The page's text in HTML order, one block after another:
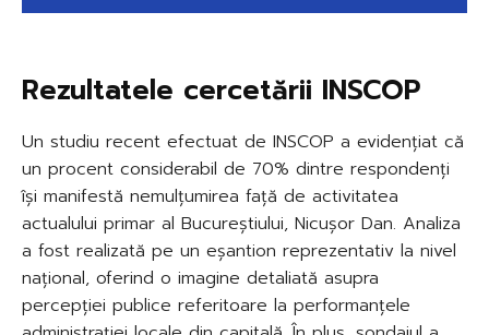
Rezultatele cercetării INSCOP
Un studiu recent efectuat de INSCOP a evidențiat că
un procent considerabil de 70% dintre respondenți
își manifestă nemulțumirea față de activitatea
actualului primar al Bucureștiului, Nicușor Dan. Analiza
a fost realizată pe un eșantion reprezentativ la nivel
național, oferind o imagine detaliată asupra
percepției publice referitoare la performanțele